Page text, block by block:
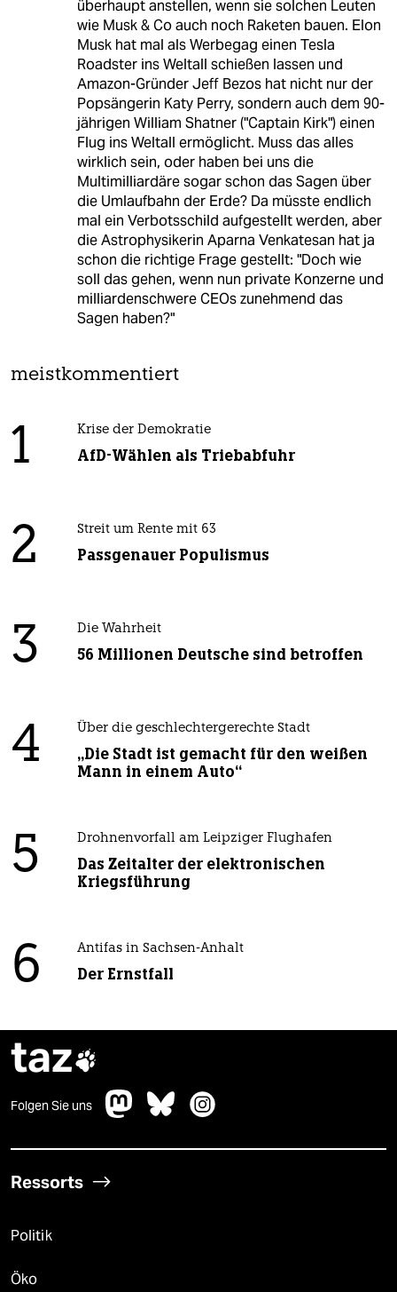
überhaupt anstellen, wenn sie solchen Leuten
wie Musk & Co auch noch Raketen bauen. Elon
Musk hat mal als Werbegag einen Tesla
Roadster ins Weltall schießen lassen und
Amazon-Gründer Jeff Bezos hat nicht nur der
Popsängerin Katy Perry, sondern auch dem 90-
jährigen William Shatner ("Captain Kirk") einen
Flug ins Weltall ermöglicht. Muss das alles
wirklich sein, oder haben bei uns die
Multimilliardäre sogar schon das Sagen über
die Umlaufbahn der Erde? Da müsste endlich
mal ein Verbotsschild aufgestellt werden, aber
die Astrophysikerin Aparna Venkatesan hat ja
schon die richtige Frage gestellt: "Doch wie
soll das gehen, wenn nun private Konzerne und
milliardenschwere CEOs zunehmend das
Sagen haben?"
meistkommentiert
1 Krise der Demokratie
AfD-Wählen als Triebabfuhr
2 Streit um Rente mit 63
Passgenauer Populismus
3 Die Wahrheit
56 Millionen Deutsche sind betroffen
4 Über die geschlechtergerechte Stadt
„Die Stadt ist gemacht für den weißen
Mann in einem Auto“
5 Drohnenvorfall am Leipziger Flughafen
Das Zeitalter der elektronischen
Kriegsführung
6 Antifas in Sachsen-Anhalt
Der Ernstfall
taz
Folgen Sie uns
Ressorts
Politik
Öko